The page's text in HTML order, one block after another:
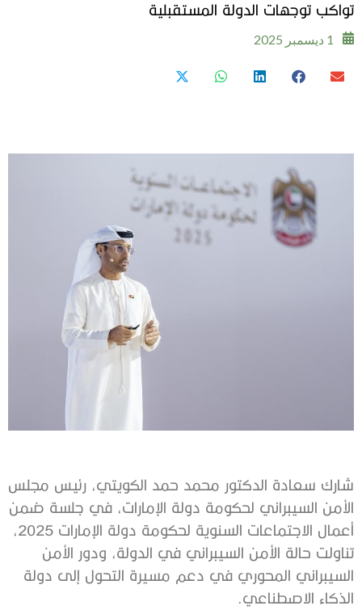
تواكب توجهات الدولة المستقبلية
1 ديسمبر 2025
شارك سعادة الدكتور محمد حمد الكويتي، رئيس مجلس
الأمن السيبراني لحكومة دولة الإمارات، في جلسة ضمن
أعمال الاجتماعات السنوية لحكومة دولة الإمارات 2025،
تناولت حالة الأمن السيبراني في الدولة، ودور الأمن
السيبراني المحوري في دعم مسيرة التحول إلى دولة
الذكاء الاصطناعي.